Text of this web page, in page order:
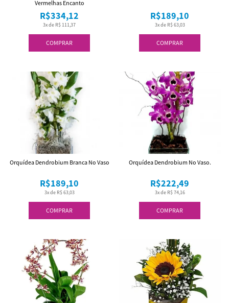
COMPRAR
3x de R$ 111,37
R$334,12
Vermelhas Encanto
COMPRAR
3x de R$ 63,03
R$189,10
COMPRAR
3x de R$ 63,03
R$189,10
Orquídea Dendrobium Branca No Vaso
COMPRAR
3x de R$ 74,16
R$222,49
Orquídea Dendrobium No Vaso.